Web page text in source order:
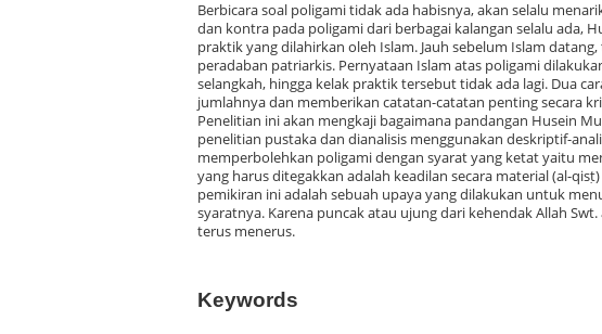
Berbicara soal poligami tidak ada habisnya, akan selalu
dan kontra pada poligami dari berbagai kalangan selalu ada,
praktik yang dilahirkan oleh Islam. Jauh sebelum Islam
peradaban patriarkis. Pernyataan Islam atas poligami
selangkah, hingga kelak praktik tersebut tidak ada lagi. Dua
jumlahnya dan memberikan catatan-catatan penting secara
Penelitian ini akan mengkaji bagaimana pandangan Husein
penelitian pustaka dan dianalisis menggunakan deskriptif-
memperbolehkan poligami dengan syarat yang ketat yaitu
yang harus ditegakkan adalah keadilan secara material (al-
pemikiran ini adalah sebuah upaya yang dilakukan untuk
syaratnya. Karena puncak atau ujung dari kehendak Allah
terus menerus.
Keywords